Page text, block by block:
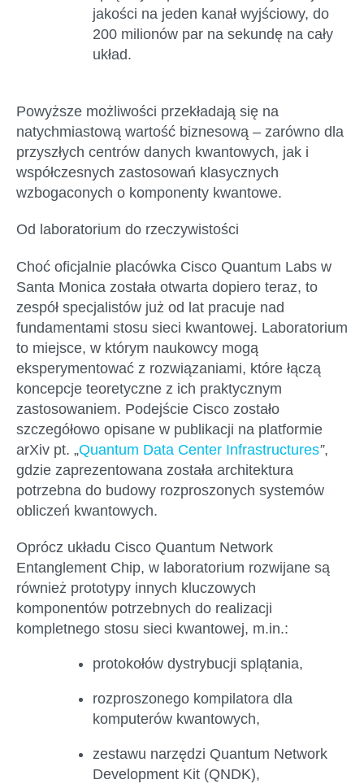
jakości na jeden kanał wyjściowy, do
200 milionów par na sekundę na cały
układ.
Powyższe możliwości przekładają się na
natychmiastową wartość biznesową – zarówno dla
przyszłych centrów danych kwantowych, jak i
współczesnych zastosowań klasycznych
wzbogaconych o komponenty kwantowe.
Od laboratorium do rzeczywistości
Choć oficjalnie placówka Cisco Quantum Labs w
Santa Monica została otwarta dopiero teraz, to
zespół specjalistów już od lat pracuje nad
fundamentami stosu sieci kwantowej. Laboratorium
to miejsce, w którym naukowcy mogą
eksperymentować z rozwiązaniami, które łączą
koncepcje teoretyczne z ich praktycznym
zastosowaniem. Podejście Cisco zostało
szczegółowo opisane w publikacji na platformie
arXiv pt. „Quantum Data Center Infrastructures”,
gdzie zaprezentowana została architektura
potrzebna do budowy rozproszonych systemów
obliczeń kwantowych.
Oprócz układu Cisco Quantum Network
Entanglement Chip, w laboratorium rozwijane są
również prototypy innych kluczowych
komponentów potrzebnych do realizacji
kompletnego stosu sieci kwantowej, m.in.:
protokołów dystrybucji splątania,
rozproszonego kompilatora dla
komputerów kwantowych,
zestawu narzędzi Quantum Network
Development Kit (QNDK),